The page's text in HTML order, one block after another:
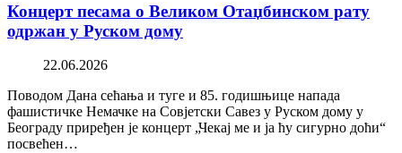
Концерт песама о Великом Отаџбинском рату
одржан у Руском дому
22.06.2026
Поводом Дана сећања и туге и 85. годишњице напада
фашистичке Немачке на Совјетски Савез у Руском дому у
Београду приређен је концерт „Чекај ме и ја ћу сигурно доћи“
посвећен…